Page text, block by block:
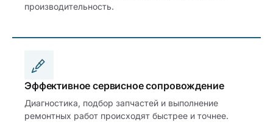
производительность.
Эффективное сервисное сопровождение
Диагностика, подбор запчастей и выполнение
ремонтных работ происходят быстрее и точнее.